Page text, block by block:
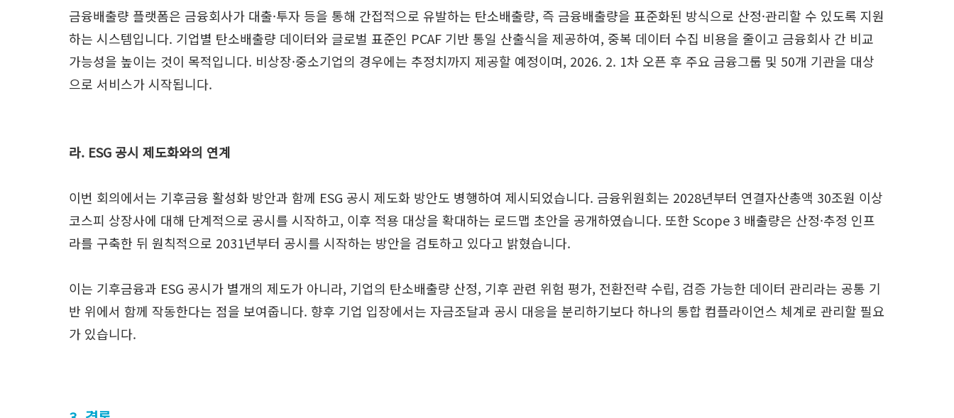
금융배출량 플랫폼은 금융회사가 대출·투자 등을 통해 간접적으로 유발하는 탄소배출량, 즉 금융배출량을 표준화된 방식으로 산정·관리할 수 있도록 지원
하는 시스템입니다. 기업별 탄소배출량 데이터와 글로벌 표준인 PCAF 기반 통일 산출식을 제공하여, 중복 데이터 수집 비용을 줄이고 금융회사 간 비교
가능성을 높이는 것이 목적입니다. 비상장·중소기업의 경우에는 추정치까지 제공할 예정이며, 2026. 2. 1차 오픈 후 주요 금융그룹 및 50개 기관을 대상
으로 서비스가 시작됩니다.
라. ESG 공시 제도화와의 연계
이번 회의에서는 기후금융 활성화 방안과 함께 ESG 공시 제도화 방안도 병행하여 제시되었습니다. 금융위원회는 2028년부터 연결자산총액 30조원 이상
코스피 상장사에 대해 단계적으로 공시를 시작하고, 이후 적용 대상을 확대하는 로드맵 초안을 공개하였습니다. 또한 Scope 3 배출량은 산정·추정 인프
라를 구축한 뒤 원칙적으로 2031년부터 공시를 시작하는 방안을 검토하고 있다고 밝혔습니다.
이는 기후금융과 ESG 공시가 별개의 제도가 아니라, 기업의 탄소배출량 산정, 기후 관련 위험 평가, 전환전략 수립, 검증 가능한 데이터 관리라는 공통 기
반 위에서 함께 작동한다는 점을 보여줍니다. 향후 기업 입장에서는 자금조달과 공시 대응을 분리하기보다 하나의 통합 컴플라이언스 체계로 관리할 필요
가 있습니다.